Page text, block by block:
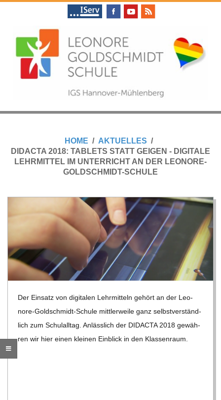
L
O
N
O
R
E
G
O
HOME
AKTUELLES
DIDACTA 2018: TABLETS STATT GEIGEN - DIGITALE
LEHRMITTEL IM UNTERRICHT AN DER LEONORE-
GOLDSCHMIDT-SCHULE
Der Ein­satz von digi­ta­len Lehr­mit­teln gehört an der Leo­
nore-Gold­schmidt-Schule mitt­ler­weile ganz selbst­ver­ständ­
lich zum Schul­all­tag. Anläss­lich der DIDACTA 2018 gewäh­
ren wir hier einen klei­nen Ein­blick in den Klassenraum.